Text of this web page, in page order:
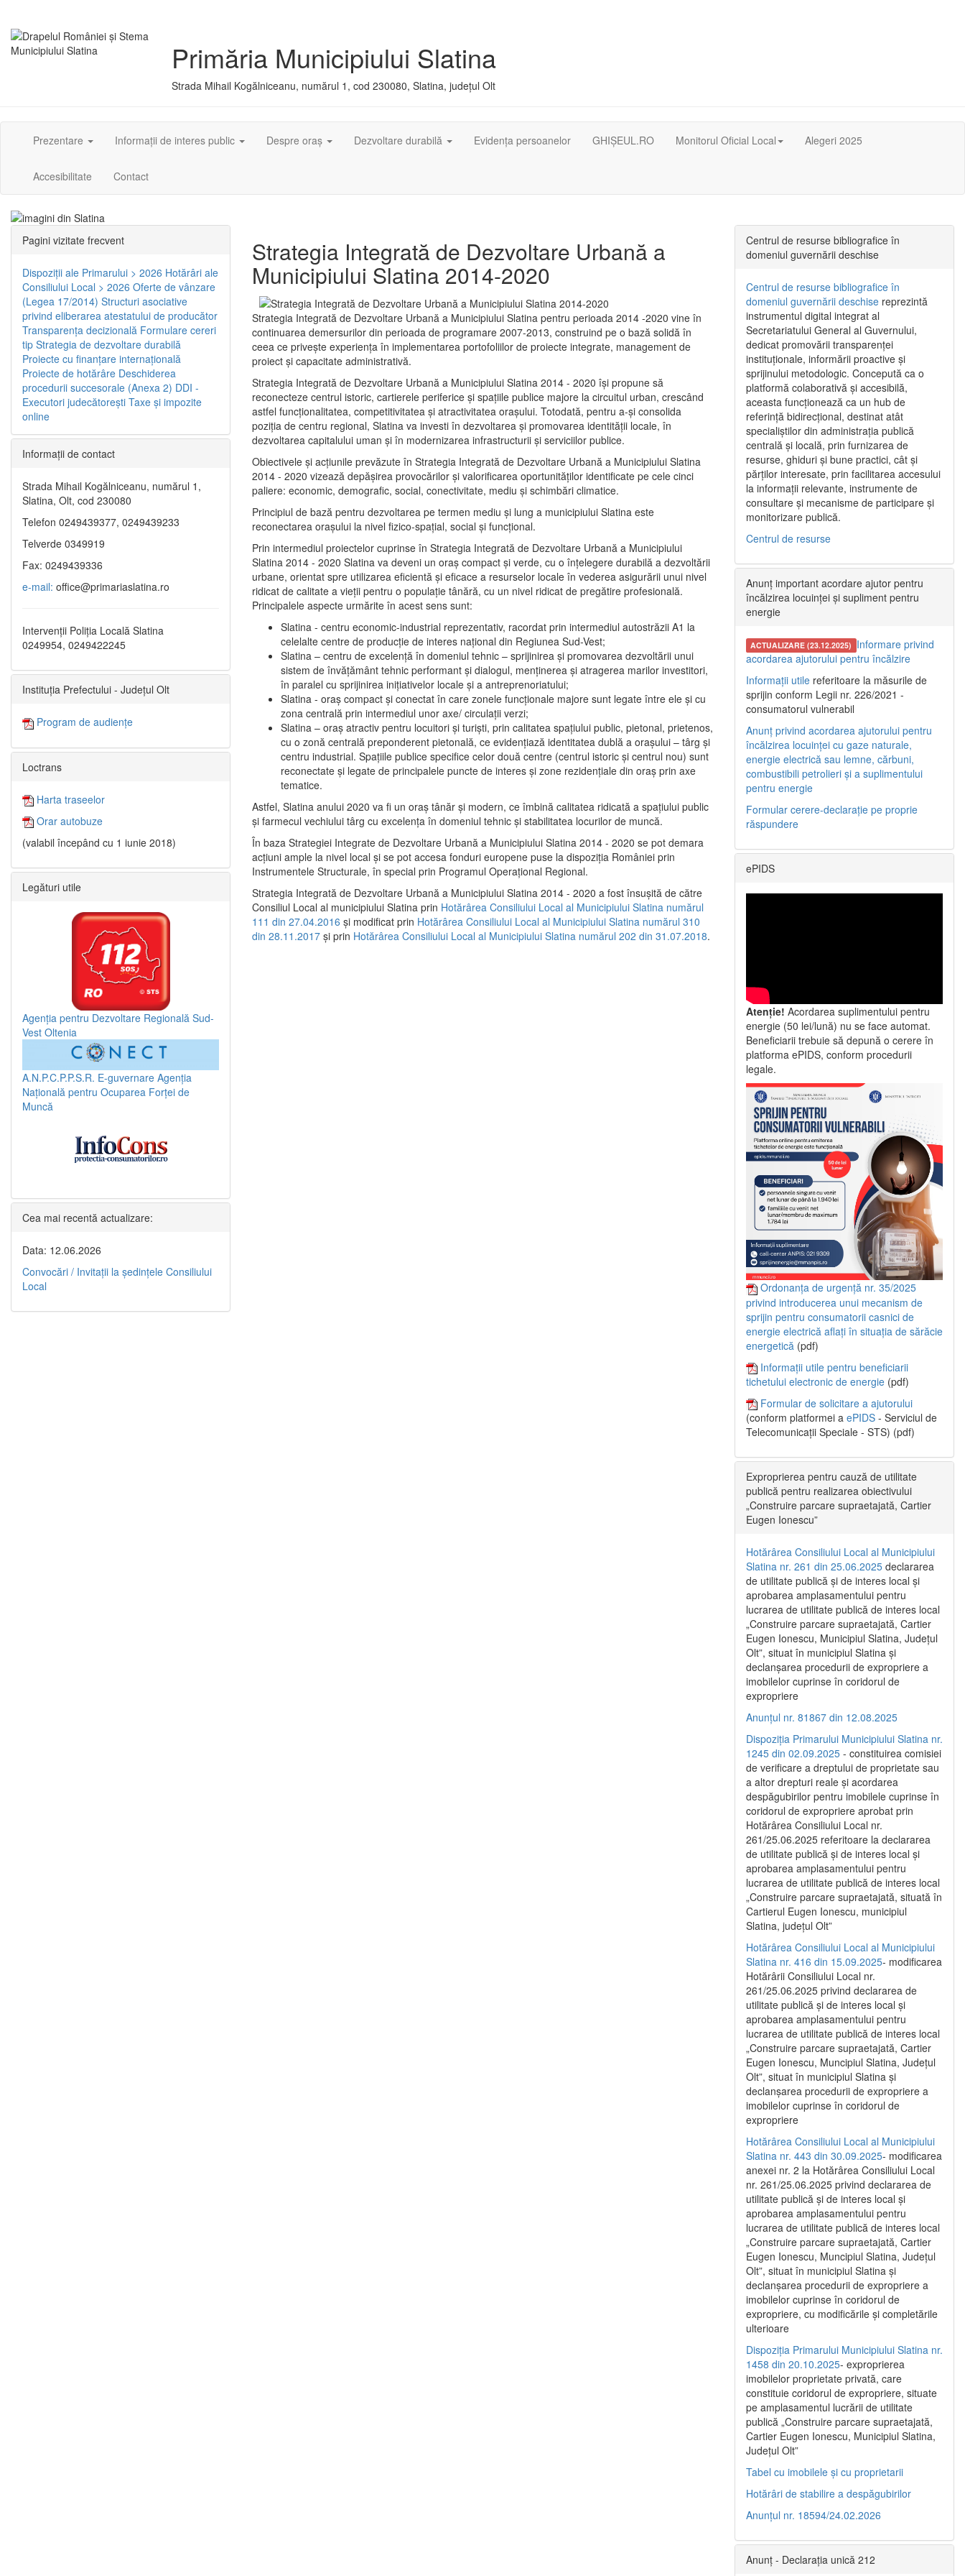
Primăria Municipiului Slatina
Strada Mihail Kogălniceanu, numărul 1, cod 230080, Slatina, județul Olt
Prezentare Informații de interes public Despre oraș Dezvoltare durabilă Evidența persoanelor GHIȘEUL.RO Monitorul Oficial Local Alegeri 2025
Accesibilitate Contact
Strategia Integrată de Dezvoltare Urbană a
Municipiului Slatina 2014-2020
Strategia Integrată de Dezvoltare Urbană a Municipiului Slatina pentru perioada 2014 -2020 vine în
continuarea demersurilor din perioada de programare 2007-2013, construind pe o bază solidă în
ceea ce priveşte experienţa în implementarea portofoliilor de proiecte integrate, management de
proiect și capacitate administrativă.
Strategia Integrată de Dezvoltare Urbană a Municipiului Slatina 2014 - 2020 își propune să
reconecteze centrul istoric, cartierele periferice şi spaţiile publice majore la circuitul urban, crescând
astfel funcţionalitatea, competitivitatea şi atractivitatea oraşului. Totodată, pentru a-şi consolida
poziţia de centru regional, Slatina va investi în dezvoltarea şi promovarea identităţii locale, în
dezvoltarea capitalului uman şi în modernizarea infrastructurii şi serviciilor publice.
Obiectivele şi acţiunile prevăzute în Strategia Integrată de Dezvoltare Urbană a Municipiului Slatina
2014 - 2020 vizează depășirea provocărilor şi valorificarea oportunităţilor identificate pe cele cinci
paliere: economic, demografic, social, conectivitate, mediu şi schimbări climatice.
Principiul de bază pentru dezvoltarea pe termen mediu şi lung a municipiului Slatina este
reconectarea oraşului la nivel fizico-spaţial, social şi funcţional.
Prin intermediul proiectelor cuprinse în Strategia Integrată de Dezvoltare Urbană a Municipiului
Slatina 2014 - 2020 Slatina va deveni un oraş compact şi verde, cu o înţelegere durabilă a dezvoltării
urbane, orientat spre utilizarea eficientă şi eficace a resurselor locale în vederea asigurării unui nivel
ridicat de calitate a vieţii pentru o populaţie tânără, cu un nivel ridicat de pregătire profesională.
Principalele aspecte urmărite în acest sens sunt:
Slatina - centru economic-industrial reprezentativ, racordat prin intermediul autostrăzii A1 la
celelalte centre de producţie de interes naţional din Regiunea Sud-Vest;
Slatina – centru de excelenţă în domeniul tehnic – sprijinirea şi promovarea dezvoltării unui
sistem de învăţământ tehnic performant şi dialogul, menţinerea şi atragerea marilor investitori,
în paralel cu sprijinirea iniţiativelor locale şi a antreprenoriatului;
Slatina - oraş compact şi conectat în care zonele funcţionale majore sunt legate între ele şi cu
zona centrală prin intermediul unor axe/ circulații verzi;
Slatina – oraş atractiv pentru locuitori şi turişti, prin calitatea spaţiului public, pietonal, prietenos,
cu o zonă centrală preponderent pietonală, ce evidenţiază identitatea dublă a oraşului – târg şi
centru industrial. Spaţiile publice specifice celor două centre (centrul istoric şi centrul nou) sunt
reconectate şi legate de principalele puncte de interes şi zone rezidenţiale din oraş prin axe
tematice.
Astfel, Slatina anului 2020 va fi un oraş tânăr şi modern, ce îmbină calitatea ridicată a spaţiului public
şi farmecul vechiului târg cu excelenţa în domeniul tehnic şi stabilitatea locurilor de muncă.
În baza Strategiei Integrate de Dezvoltare Urbană a Municipiului Slatina 2014 - 2020 se pot demara
acţiuni ample la nivel local şi se pot accesa fonduri europene puse la dispoziţia României prin
Instrumentele Structurale, în special prin Programul Operațional Regional.
Strategia Integrată de Dezvoltare Urbană a Municipiului Slatina 2014 - 2020 a fost însuşită de către
Consiliul Local al municipiului Slatina prin Hotărârea Consiliului Local al Municipiului Slatina numărul
111 din 27.04.2016 și modificat prin Hotărârea Consiliului Local al Municipiului Slatina numărul 310
din 28.11.2017 și prin Hotărârea Consiliului Local al Municipiului Slatina numărul 202 din 31.07.2018.
Pagini vizitate frecvent
Dispoziţii ale Primarului > 2026 Hotărâri ale
Consiliului Local > 2026 Oferte de vânzare
(Legea 17/2014) Structuri asociative
privind eliberarea atestatului de producător
Transparenţa decizională Formulare cereri
tip Strategia de dezvoltare durabilă
Proiecte cu finanţare internaţională
Proiecte de hotărâre Deschiderea
procedurii succesorale (Anexa 2) DDI -
Executori judecătorești Taxe şi impozite
online
Informaţii de contact
Strada Mihail Kogălniceanu, numărul 1,
Slatina, Olt, cod 230080
Telefon 0249439377, 0249439233
Telverde 0349919
Fax: 0249439336
e-mail: office@primariaslatina.ro
Intervenții Poliția Locală Slatina
0249954, 0249422245
Instituția Prefectului - Județul Olt
Program de audiențe
Loctrans
Harta traseelor
Orar autobuze
(valabil începând cu 1 iunie 2018)
Legături utile
Agenția pentru Dezvoltare Regională Sud-
Vest Oltenia
A.N.P.C.P.P.S.R. E-guvernare Agenția
Națională pentru Ocuparea Forței de
Muncă
Cea mai recentă actualizare:
Data: 12.06.2026
Convocări / Invitaţii la şedinţele Consiliului
Local
Centrul de resurse bibliografice în
domeniul guvernării deschise
Centrul de resurse bibliografice în
domeniul guvernării deschise reprezintă
instrumentul digital integrat al
Secretariatului General al Guvernului,
dedicat promovării transparenței
instituționale, informării proactive și
sprijinului metodologic. Concepută ca o
platformă colaborativă și accesibilă,
aceasta funcționează ca un hub de
referință bidirecțional, destinat atât
specialiștilor din administrația publică
centrală și locală, prin furnizarea de
resurse, ghiduri și bune practici, cât și
părților interesate, prin facilitarea accesului
la informații relevante, instrumente de
consultare și mecanisme de participare și
monitorizare publică.
Centrul de resurse
Anunț important acordare ajutor pentru
încălzirea locuinței și supliment pentru
energie
ACTUALIZARE (23.12.2025) Informare privind
acordarea ajutorului pentru încălzire
Informații utile referitoare la măsurile de
sprijin conform Legii nr. 226/2021 -
consumatorul vulnerabil
Anunț privind acordarea ajutorului pentru
încălzirea locuinței cu gaze naturale,
energie electrică sau lemne, cărbuni,
combustibili petrolieri și a suplimentului
pentru energie
Formular cerere-declarație pe proprie
răspundere
ePIDS
Atenție! Acordarea suplimentului pentru
energie (50 lei/lună) nu se face automat.
Beneficiarii trebuie să depună o cerere în
platforma ePIDS, conform procedurii
legale.
Ordonanța de urgență nr. 35/2025
privind introducerea unui mecanism de
sprijin pentru consumatorii casnici de
energie electrică aflați în situația de sărăcie
energetică (pdf)
Informații utile pentru beneficiarii
tichetului electronic de energie (pdf)
Formular de solicitare a ajutorului
(conform platformei a ePIDS - Serviciul de
Telecomunicații Speciale - STS) (pdf)
Exproprierea pentru cauză de utilitate
publică pentru realizarea obiectivului
„Construire parcare supraetajată, Cartier
Eugen Ionescu”
Hotărârea Consiliului Local al Municipiului
Slatina nr. 261 din 25.06.2025 declararea
de utilitate publică și de interes local și
aprobarea amplasamentului pentru
lucrarea de utilitate publică de interes local
„Construire parcare supraetajată, Cartier
Eugen Ionescu, Municipiul Slatina, Județul
Olt”, situat în municipiul Slatina și
declanșarea procedurii de expropriere a
imobilelor cuprinse în coridorul de
expropriere
Anunțul nr. 81867 din 12.08.2025
Dispoziția Primarului Municipiului Slatina nr.
1245 din 02.09.2025 - constituirea comisiei
de verificare a dreptului de proprietate sau
a altor drepturi reale și acordarea
despăgubirilor pentru imobilele cuprinse în
coridorul de expropriere aprobat prin
Hotărârea Consiliului Local nr.
261/25.06.2025 referitoare la declararea
de utilitate publică și de interes local și
aprobarea amplasamentului pentru
lucrarea de utilitate publică de interes local
„Construire parcare supraetajată, situată în
Cartierul Eugen Ionescu, municipiul
Slatina, județul Olt”
Hotărârea Consiliului Local al Municipiului
Slatina nr. 416 din 15.09.2025- modificarea
Hotărârii Consiliului Local nr.
261/25.06.2025 privind declararea de
utilitate publică și de interes local și
aprobarea amplasamentului pentru
lucrarea de utilitate publică de interes local
„Construire parcare supraetajată, Cartier
Eugen Ionescu, Muncipiul Slatina, Județul
Olt”, situat în municipiul Slatina și
declanșarea procedurii de expropriere a
imobilelor cuprinse în coridorul de
expropriere
Hotărârea Consiliului Local al Municipiului
Slatina nr. 443 din 30.09.2025- modificarea
anexei nr. 2 la Hotărârea Consiliului Local
nr. 261/25.06.2025 privind declararea de
utilitate publică şi de interes local şi
aprobarea amplasamentului pentru
lucrarea de utilitate publică de interes local
„Construire parcare supraetajată, Cartier
Eugen Ionescu, Muncipiul Slatina, Judeţul
Olt”, situat în municipiul Slatina şi
declanşarea procedurii de expropriere a
imobilelor cuprinse în coridorul de
expropriere, cu modificările şi completările
ulterioare
Dispoziția Primarului Municipiului Slatina nr.
1458 din 20.10.2025- exproprierea
imobilelor proprietate privată, care
constituie coridorul de expropriere, situate
pe amplasamentul lucrării de utilitate
publică „Construire parcare supraetajată,
Cartier Eugen Ionescu, Municipiul Slatina,
Județul Olt”
Tabel cu imobilele și cu proprietarii
Hotărâri de stabilire a despăgubirilor
Anunțul nr. 18594/24.02.2026
Anunț - Declarația unică 212